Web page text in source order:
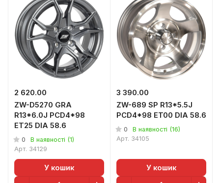
2 620.00
ZW-D5270 GRA
R13*6.0J PCD4*98
ET25 DIA 58.6
0
В наявності (1)
Арт. 34129
У кошик
3 390.00
ZW-689 SP R13*5.5J
PCD4*98 ET00 DIA 58.6
0
В наявності (16)
Арт. 34105
У кошик